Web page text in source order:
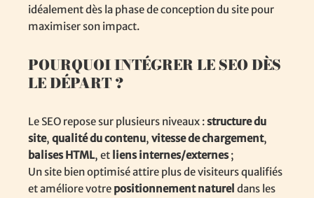
idéalement dès la phase de conception du site pour
maximiser son impact.
POURQUOI INTÉGRER LE SEO DÈS
LE DÉPART ?
Le SEO repose sur plusieurs niveaux :structure du
site, qualité du contenu, vitesse de chargement,
balises HTML, et liens internes/externes;
Un site bien optimisé attire plus de visiteurs qualifiés
et améliore votre positionnement naturel dans les